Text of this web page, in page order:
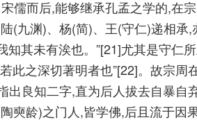
儒而后,能够继承孔孟之学的,在
(九渊)、杨(简)、王(守仁)递相承
知其未有涘也。”[21]尤其是守仁
此之深切著明者也”[22]。故宗周
出良知二字,直为后人拔去自暴自
奭龄)之门人,皆学佛,后且流于因